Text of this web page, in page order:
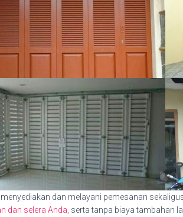
dan melayani pemesanan
dan selera Anda, serta tanpa biaya tambahan